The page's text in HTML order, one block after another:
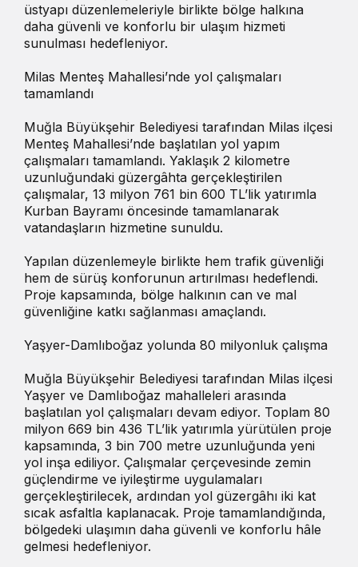
üstyapı düzenlemeleriyle birlikte bölge halkına
daha güvenli ve konforlu bir ulaşım hizmeti
sunulması hedefleniyor.
Milas Menteş Mahallesi’nde yol çalışmaları
tamamlandı
Muğla Büyükşehir Belediyesi tarafından Milas ilçesi
Menteş Mahallesi’nde başlatılan yol yapım
çalışmaları tamamlandı. Yaklaşık 2 kilometre
uzunluğundaki güzergâhta gerçekleştirilen
çalışmalar, 13 milyon 761 bin 600 TL’lik yatırımla
Kurban Bayramı öncesinde tamamlanarak
vatandaşların hizmetine sunuldu.
Yapılan düzenlemeyle birlikte hem trafik güvenliği
hem de sürüş konforunun artırılması hedeflendi.
Proje kapsamında, bölge halkının can ve mal
güvenliğine katkı sağlanması amaçlandı.
Yaşyer-Damlıboğaz yolunda 80 milyonluk çalışma
Muğla Büyükşehir Belediyesi tarafından Milas ilçesi
Yaşyer ve Damlıboğaz mahalleleri arasında
başlatılan yol çalışmaları devam ediyor. Toplam 80
milyon 669 bin 436 TL’lik yatırımla yürütülen proje
kapsamında, 3 bin 700 metre uzunluğunda yeni
yol inşa ediliyor. Çalışmalar çerçevesinde zemin
güçlendirme ve iyileştirme uygulamaları
gerçekleştirilecek, ardından yol güzergâhı iki kat
sıcak asfaltla kaplanacak. Proje tamamlandığında,
bölgedeki ulaşımın daha güvenli ve konforlu hâle
gelmesi hedefleniyor.